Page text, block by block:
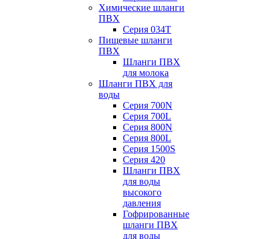
Химические шланги
ПВХ
Серия 034Т
Пищевые шланги
ПВХ
Шланги ПВХ
для молока
Шланги ПВХ для
воды
Серия 700N
Серия 700L
Серия 800N
Серия 800L
Серия 1500S
Серия 420
Шланги ПВХ
для воды
высокого
давления
Гофрированные
шланги ПВХ
для воды